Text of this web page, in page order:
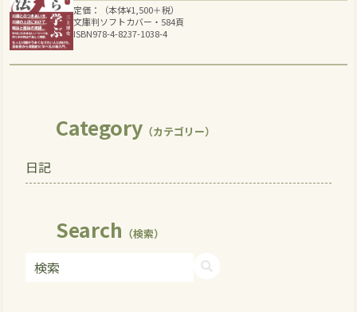
定価：（本体¥1,500＋税）
文庫判ソフトカバー・584頁
ISBN978-4-8237-1038-4
Category（カテゴリー）
日記
Search （検索）